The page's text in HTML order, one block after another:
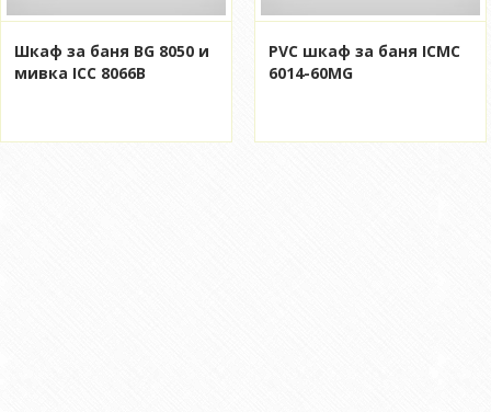
Шкаф за баня BG 8050 и
мивка ICC 8066B
PVC шкаф за баня ICMC
6014-60MG